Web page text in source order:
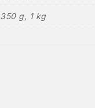
350 g, 1 kg